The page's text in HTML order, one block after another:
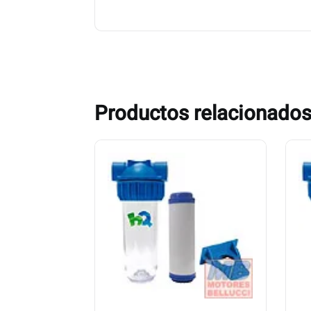
Productos relacionados